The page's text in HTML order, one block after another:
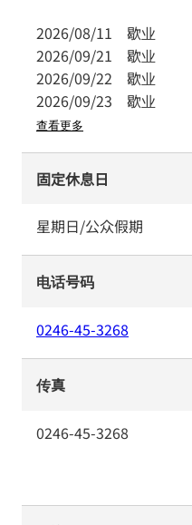
2026/08/11 歇业
2026/09/21 歇业
2026/09/22 歇业
2026/09/23 歇业
查看更多
固定休息日
星期日/公众假期
电话号码
0246-45-3268
传真
0246-45-3268